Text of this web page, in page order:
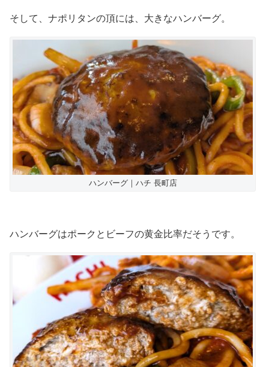
そして、ナポリタンの頂には、大きなハンバーグ。
ハンバーグ｜ハチ 長町店
ハンバーグはポークとビーフの黄金比率だそうです。